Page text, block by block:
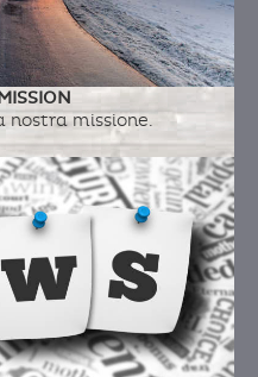
nostra missione.